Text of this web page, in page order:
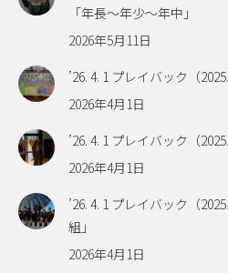
「年長～年少～年中」
2026年5月11日
’26. 4. 1 プレイバック（
2026年4月1日
’26. 4. 1 プレイバック（
2026年4月1日
’26. 4. 1 プレイバック（
組」
2026年4月1日